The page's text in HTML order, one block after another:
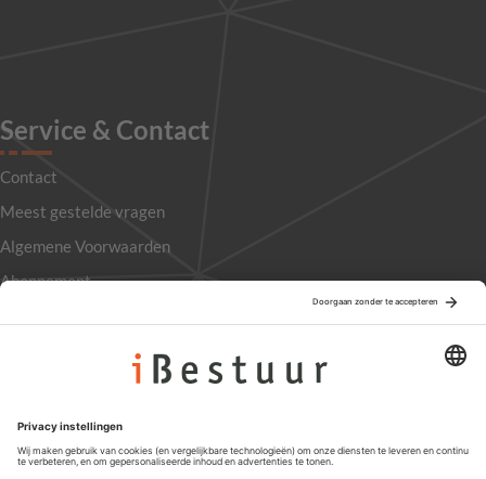
Service & Contact
Contact
Meest gestelde vragen
Algemene Voorwaarden
Abonnement
Privacyinstellingen